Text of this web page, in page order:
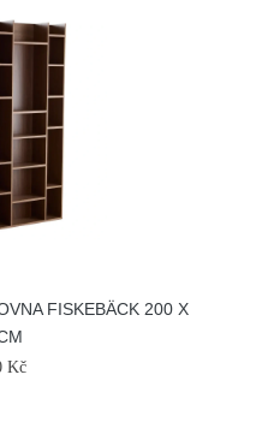
FISKEBÄCK 200 X
Kč